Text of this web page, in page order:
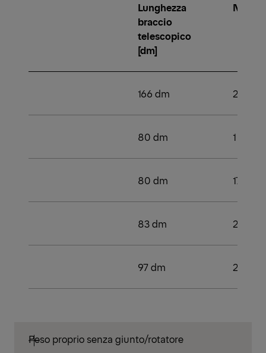
Lunghezza
braccio
telescopico
[dm]
166 dm 2
80 dm 1
80 dm 177
83 dm 2
97 dm 2
Peso proprio senza giunto/rotatore